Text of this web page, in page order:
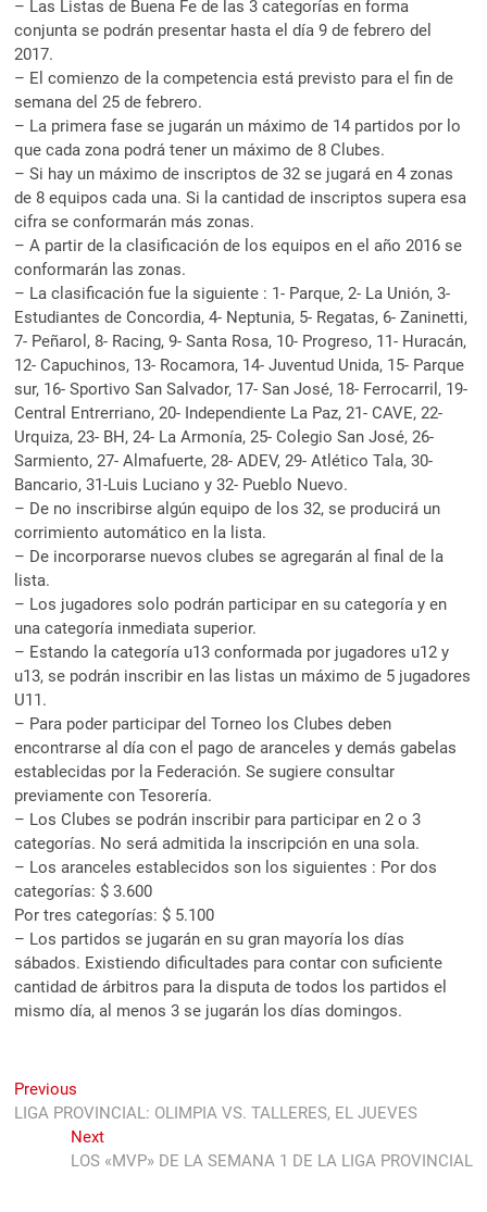
– Las Listas de Buena Fe de las 3 categorías en forma
conjunta se podrán presentar hasta el día 9 de febrero del
2017.
– El comienzo de la competencia está previsto para el fin de
semana del 25 de febrero.
– La primera fase se jugarán un máximo de 14 partidos por lo
que cada zona podrá tener un máximo de 8 Clubes.
– Si hay un máximo de inscriptos de 32 se jugará en 4 zonas
de 8 equipos cada una. Si la cantidad de inscriptos supera esa
cifra se conformarán más zonas.
– A partir de la clasificación de los equipos en el año 2016 se
conformarán las zonas.
– La clasificación fue la siguiente : 1- Parque, 2- La Unión, 3-
Estudiantes de Concordia, 4- Neptunia, 5- Regatas, 6- Zaninetti,
7- Peñarol, 8- Racing, 9- Santa Rosa, 10- Progreso, 11- Huracán,
12- Capuchinos, 13- Rocamora, 14- Juventud Unida, 15- Parque
sur, 16- Sportivo San Salvador, 17- San José, 18- Ferrocarril, 19-
Central Entrerriano, 20- Independiente La Paz, 21- CAVE, 22-
Urquiza, 23- BH, 24- La Armonía, 25- Colegio San José, 26-
Sarmiento, 27- Almafuerte, 28- ADEV, 29- Atlético Tala, 30-
Bancario, 31-Luis Luciano y 32- Pueblo Nuevo.
– De no inscribirse algún equipo de los 32, se producirá un
corrimiento automático en la lista.
– De incorporarse nuevos clubes se agregarán al final de la
lista.
– Los jugadores solo podrán participar en su categoría y en
una categoría inmediata superior.
– Estando la categoría u13 conformada por jugadores u12 y
u13, se podrán inscribir en las listas un máximo de 5 jugadores
U11.
– Para poder participar del Torneo los Clubes deben
encontrarse al día con el pago de aranceles y demás gabelas
establecidas por la Federación. Se sugiere consultar
previamente con Tesorería.
– Los Clubes se podrán inscribir para participar en 2 o 3
categorías. No será admitida la inscripción en una sola.
– Los aranceles establecidos son los siguientes : Por dos
categorías: $ 3.600
Por tres categorías: $ 5.100
– Los partidos se jugarán en su gran mayoría los días
sábados. Existiendo dificultades para contar con suficiente
cantidad de árbitros para la disputa de todos los partidos el
mismo día, al menos 3 se jugarán los días domingos.
Navegación
de
entradas
Previous
post:
LIGA PROVINCIAL: OLIMPIA VS. TALLERES, EL JUEVES
NextNext
post:
LOS «MVP» DE LA SEMANA 1 DE LA LIGA PROVINCIAL